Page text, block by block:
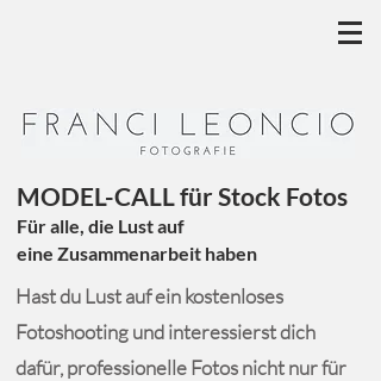
MODEL-CALL für Stock Fotos
Für alle, die Lust auf
eine Zusammenarbeit haben
Hast du Lust auf ein kostenloses
Fotoshooting und interessierst dich
dafür, professionelle Fotos nicht nur für